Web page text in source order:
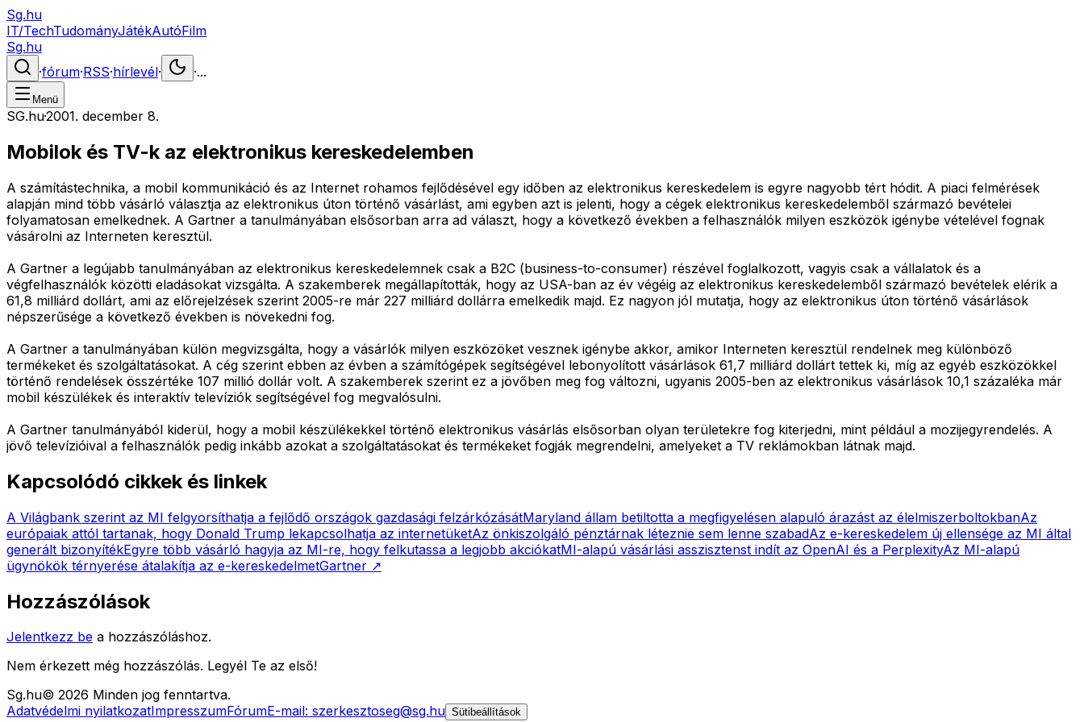
Sg.hu
IT/TechTudományJátékAutóFilm
Sg.hu
·fórum·RSS·hírlevél· ·...
Menü
SG.hu·2001. december 8.
Mobilok és TV-k az elektronikus kereskedelemben
A számítástechnika, a mobil kommunikáció és az Internet rohamos fejlődésével egy időben az elektronikus kereskedelem is egyre nagyobb tért hódit. A piaci felmérések
alapján mind több vásárló választja az elektronikus úton történő vásárlást, ami egyben azt is jelenti, hogy a cégek elektronikus kereskedelemből származó bevételei
folyamatosan emelkednek. A Gartner a tanulmányában elsősorban arra ad választ, hogy a következő években a felhasználók milyen eszközök igénybe vételével fognak
vásárolni az Interneten keresztül.
A Gartner a legújabb tanulmányában az elektronikus kereskedelemnek csak a B2C (business-to-consumer) részével foglalkozott, vagyis csak a vállalatok és a
végfelhasználók közötti eladásokat vizsgálta. A szakemberek megállapították, hogy az USA-ban az év végéig az elektronikus kereskedelemből származó bevételek elérik a
61,8 milliárd dollárt, ami az előrejelzések szerint 2005-re már 227 milliárd dollárra emelkedik majd. Ez nagyon jól mutatja, hogy az elektronikus úton történő vásárlások
népszerűsége a következő években is növekedni fog.
A Gartner a tanulmányában külön megvizsgálta, hogy a vásárlók milyen eszközöket vesznek igénybe akkor, amikor Interneten keresztül rendelnek meg különböző
termékeket és szolgáltatásokat. A cég szerint ebben az évben a számítógépek segítségével lebonyolított vásárlások 61,7 milliárd dollárt tettek ki, míg az egyéb eszközökkel
történő rendelések összértéke 107 millió dollár volt. A szakemberek szerint ez a jövőben meg fog változni, ugyanis 2005-ben az elektronikus vásárlások 10,1 százaléka már
mobil készülékek és interaktív televíziók segítségével fog megvalósulni.
A Gartner tanulmányából kiderül, hogy a mobil készülékekkel történő elektronikus vásárlás elsősorban olyan területekre fog kiterjedni, mint például a mozijegyrendelés. A
jövő televízióival a felhasználók pedig inkább azokat a szolgáltatásokat és termékeket fogják megrendelni, amelyeket a TV reklámokban látnak majd.
Kapcsolódó cikkek és linkek
A Világbank szerint az MI felgyorsíthatja a fejlődő országok gazdasági felzárkózásátMaryland állam betiltotta a megfigyelésen alapuló árazást az élelmiszerboltokbanAz
európaiak attól tartanak, hogy Donald Trump lekapcsolhatja az internetüketAz önkiszolgáló pénztárnak léteznie sem lenne szabadAz e-kereskedelem új ellensége az MI által
generált bizonyítékEgyre több vásárló hagyja az MI-re, hogy felkutassa a legjobb akciókatMI-alapú vásárlási asszisztenst indít az OpenAI és a PerplexityAz MI-alapú
ügynökök térnyerése átalakítja az e-kereskedelmetGartner ↗
Hozzászólások
Jelentkezz be a hozzászóláshoz.
Nem érkezett még hozzászólás. Legyél Te az első!
Sg.hu© 2026 Minden jog fenntartva.
Adatvédelmi nyilatkozatImpresszumFórumE-mail: szerkesztoseg@sg.hu Sütibeállítások